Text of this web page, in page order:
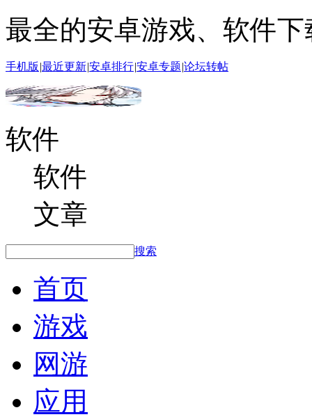
最全的安卓游戏、软件下
手机版 |最近更新|安卓排行|安卓专题|论坛转帖
软件
软件
文章
搜索
首页
游戏
网游
应用